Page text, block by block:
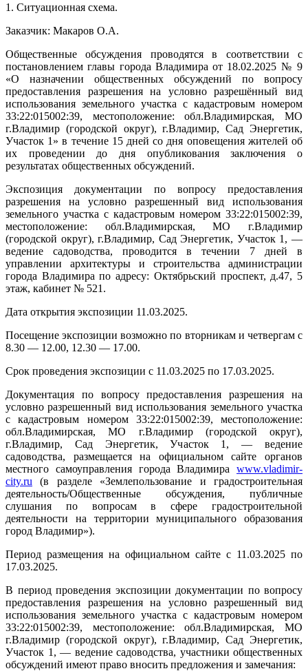
1. Ситуационная схема.
Заказчик: Макаров О.А.
Общественные обсуждения проводятся в соответствии с
постановлением главы города Владимира от 18.02.2025 № 9
«О назначении общественных обсуждений по вопросу
предоставления разрешения на условно разрешённый вид
использования земельного участка с кадастровым номером
33:22:015002:39, местоположение: обл.Владимирская, МО
г.Владимир (городской округ), г.Владимир, Сад Энергетик,
Участок 1» в течение 15 дней со дня оповещения жителей об
их проведении до дня опубликования заключения о
результатах общественных обсуждений.
Экспозиция документации по вопросу предоставления
разрешения на условно разрешенный вид использования
земельного участка с кадастровым номером 33:22:015002:39,
местоположение: обл.Владимирская, МО г.Владимир
(городской округ), г.Владимир, Сад Энергетик, Участок 1, —
ведение садоводства, проводится в течении 7 дней в
управлении архитектуры и строительства администрации
города Владимира по адресу: Октябрьский проспект, д.47, 5
этаж, кабинет № 521.
Дата открытия экспозиции 11.03.2025.
Посещение экспозиции возможно по вторникам и четвергам с
8.30 — 12.00, 12.30 — 17.00.
Срок проведения экспозиции с 11.03.2025 по 17.03.2025.
Документация по вопросу предоставления разрешения на
условно разрешенный вид использования земельного участка
с кадастровым номером 33:22:015002:39, местоположение:
обл.Владимирская, МО г.Владимир (городской округ),
г.Владимир, Сад Энергетик, Участок 1, — ведение
садоводства, размещается на официальном сайте органов
местного самоуправления города Владимира www.vladimir-
city.ru (в разделе «Землепользование и градостроительная
деятельность/Общественные обсуждения, публичные
слушания по вопросам в сфере градостроительной
деятельности на территории муниципального образования
город Владимир»).
Период размещения на официальном сайте с 11.03.2025 по
17.03.2025.
В период проведения экспозиции документации по вопросу
предоставления разрешения на условно разрешенный вид
использования земельного участка с кадастровым номером
33:22:015002:39, местоположение: обл.Владимирская, МО
г.Владимир (городской округ), г.Владимир, Сад Энергетик,
Участок 1, — ведение садоводства, участники общественных
обсуждений имеют право вносить предложения и замечания: